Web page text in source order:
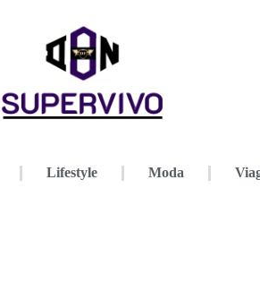
Lifestyle Moda